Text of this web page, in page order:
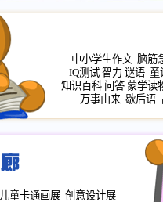
中小学生作文 脑筋
IQ测试 智力 谜语 童
知识百科 问答 蒙学读
万事由来 歇后语
儿童卡通画展 创意设计展